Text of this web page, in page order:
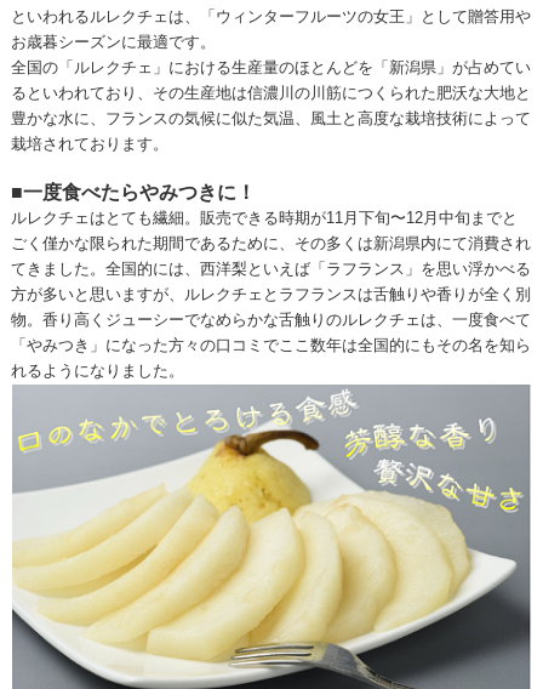
といわれるルレクチェは、「ウィンターフルーツの女王」として贈答用や
お歳暮シーズンに最適です。
全国の「ルレクチェ」における生産量のほとんどを「新潟県」が占めてい
るといわれており、その生産地は信濃川の川筋につくられた肥沃な大地と
豊かな水に、フランスの気候に似た気温、風土と高度な栽培技術によって
栽培されております。
■一度食べたらやみつきに！
ルレクチェはとても繊細。販売できる時期が11月下旬〜12月中旬までと
ごく僅かな限られた期間であるために、その多くは新潟県内にて消費され
てきました。全国的には、西洋梨といえば「ラフランス」を思い浮かべる
方が多いと思いますが、ルレクチェとラフランスは舌触りや香りが全く別
物。香り高くジューシーでなめらかな舌触りのルレクチェは、一度食べて
「やみつき」になった方々の口コミでここ数年は全国的にもその名を知ら
れるようになりました。